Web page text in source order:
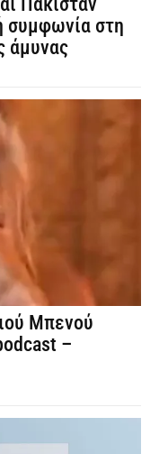
συμφωνία στη
άμυνας
Μπενού
–